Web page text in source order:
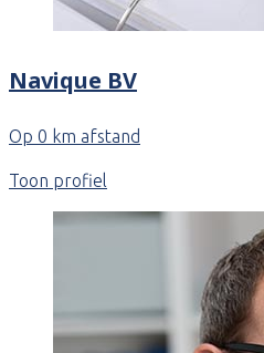
Navique BV
Op 0 km afstand
Toon profiel